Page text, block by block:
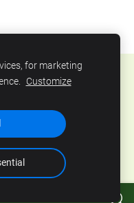
Latvija. Tel.: +371
for marketing
Customize